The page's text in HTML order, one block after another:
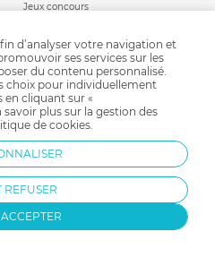
Jeux concours
Parrainage
Paiement sécurisé
Charte qualité
Protection par reCAPTCHA
d’analyser votre navigation et
ses services sur les
du contenu personnalisé.
choix pour individuellement
en cliquant sur «
savoir plus sur la gestion des
de cookies.
REFUSER